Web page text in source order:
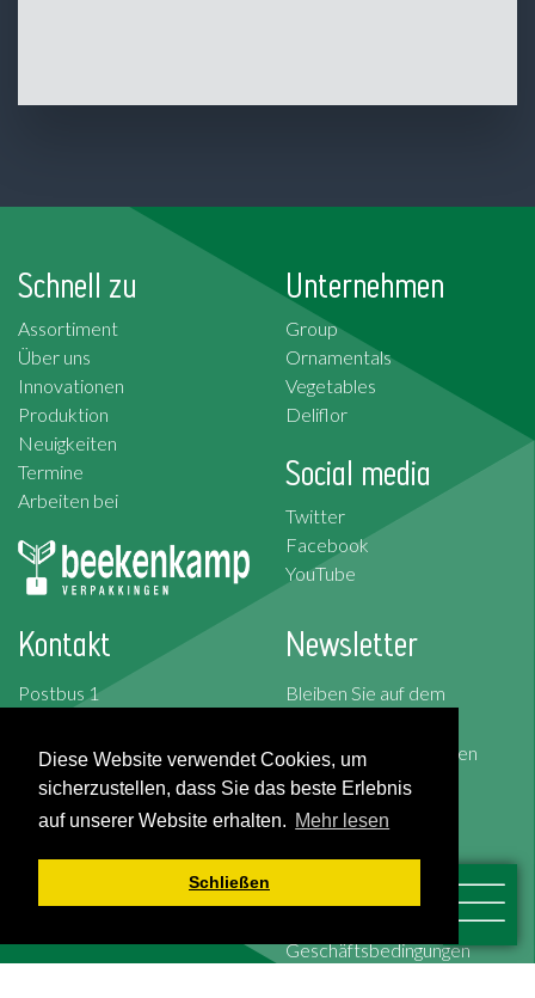
Diese Website verwendet Cookies, um
sicherzustellen, dass Sie das beste Erlebnis
auf unserer Website erhalten. Mehr lesen
Schließen
Schnell zu
Assortiment
Über uns
Innovationen
Produktion
Neuigkeiten
Termine
Arbeiten bei
Unternehmen
Group
Ornamentals
Vegetables
Deliflor
Social media
Twitter
Facebook
YouTube
Kontakt
Postbus 1
Korte Kruisweg 157
2676 BS Maasdijk
T: +31 (0)174-526 100
F: +31 (0)174-510 009
Newsletter
Bleiben Sie auf dem
Abonnieren Sie unseren
Newsletter!
Abonnieren
Geschäftsbedingungen